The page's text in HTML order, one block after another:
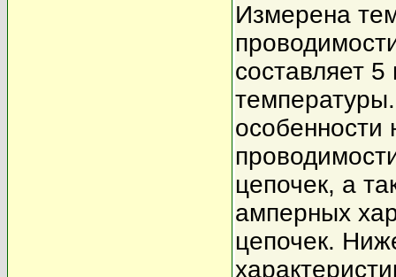
Измерена
составляет
особенности
цепочек, а
амперных
цепочек.